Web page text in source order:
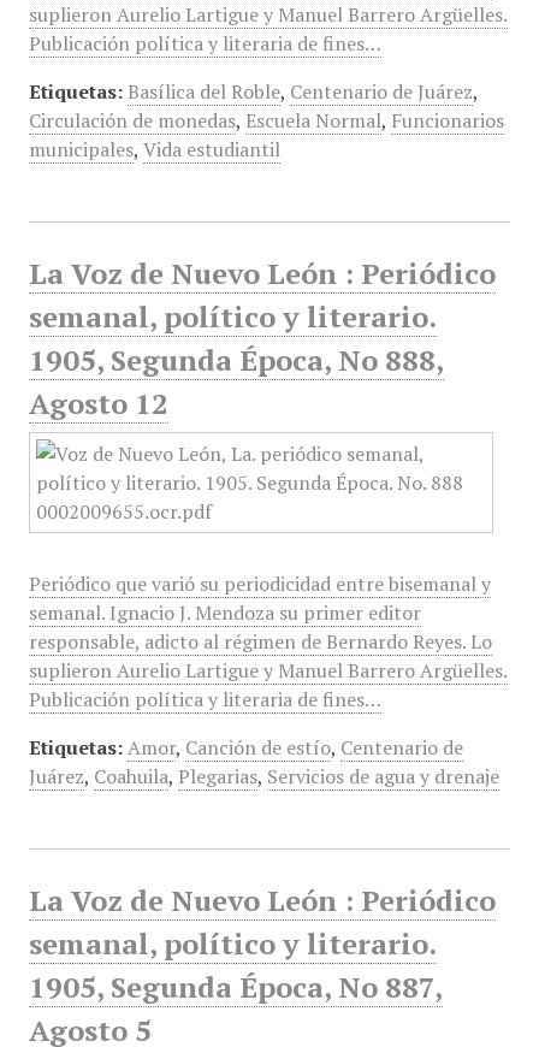
suplieron Aurelio Lartigue y Manuel Barrero Argüelles.
Publicación política y literaria de fines…
Etiquetas: Basílica del Roble, Centenario de Juárez,
Circulación de monedas, Escuela Normal, Funcionarios
municipales, Vida estudiantil
La Voz de Nuevo León : Periódico
semanal, político y literario.
1905, Segunda Época, No 888,
Agosto 12
Periódico que varió su periodicidad entre bisemanal y
semanal. Ignacio J. Mendoza su primer editor
responsable, adicto al régimen de Bernardo Reyes. Lo
suplieron Aurelio Lartigue y Manuel Barrero Argüelles.
Publicación política y literaria de fines…
Etiquetas: Amor, Canción de estío, Centenario de
Juárez, Coahuila, Plegarias, Servicios de agua y drenaje
La Voz de Nuevo León : Periódico
semanal, político y literario.
1905, Segunda Época, No 887,
Agosto 5